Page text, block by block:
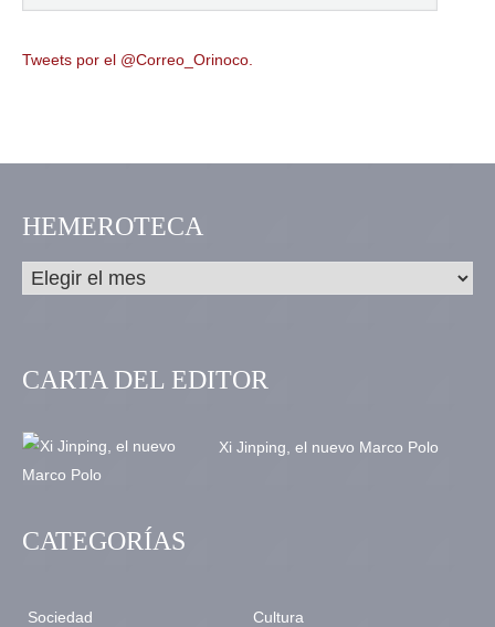
Tweets por el @Correo_Orinoco.
HEMEROTECA
CARTA DEL EDITOR
Xi Jinping, el nuevo Marco Polo
CATEGORÍAS
Sociedad Cultura